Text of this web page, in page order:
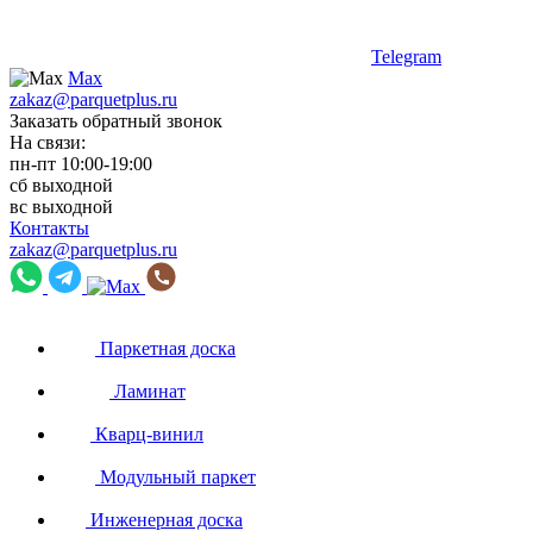
Telegram
Max
zakaz@parquetplus.ru
Заказать обратный звонок
На связи:
пн-пт 10:00-19:00
сб выходной
вс выходной
Контакты
zakaz@parquetplus.ru
Паркетная доска
Ламинат
Кварц-винил
Модульный паркет
Инженерная доска